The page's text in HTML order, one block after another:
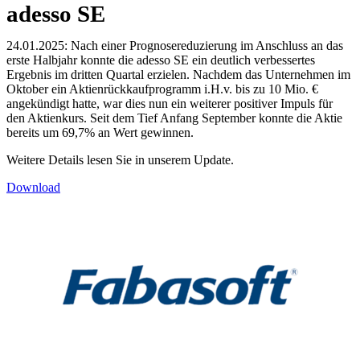
adesso SE
24.01.2025: Nach einer Prognosereduzierung im Anschluss an das
erste Halbjahr konnte die adesso SE ein deutlich verbessertes
Ergebnis im dritten Quartal erzielen. Nachdem das Unternehmen im
Oktober ein Aktienrückkaufprogramm i.H.v. bis zu 10 Mio. €
angekündigt hatte, war dies nun ein weiterer positiver Impuls für
den Aktienkurs. Seit dem Tief Anfang September konnte die Aktie
bereits um 69,7% an Wert gewinnen.
Weitere Details lesen Sie in unserem Update.
Download